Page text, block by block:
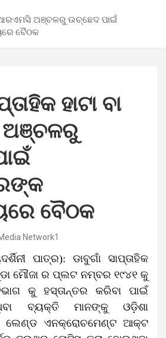
ଆରଏମସି ଅଞ୍ଚଳରୁ ଉଚ୍ଛେଦ ପାଇଁ
ବୈଠକ
ହାଟା ବା
ବୈଠକ
Network1
ପାତ୍ର): ଡାବୁଗାଁ ସାପ୍ତାହିକ
ମୌଜା ର ପ୍ଲଟ ନମ୍ବର ୧୯୪୧ କୁ
କୁ ହସ୍ତାନ୍ତର କରିବା ପାଇଁ
ବ୍ୟକ୍ତି ମାନଙ୍କୁ ଓଡ଼ିଶା
ଲେଣ୍ଡ ଏନକ୍ରୋଚମେଣ୍ଟ ଆକ୍ଟ